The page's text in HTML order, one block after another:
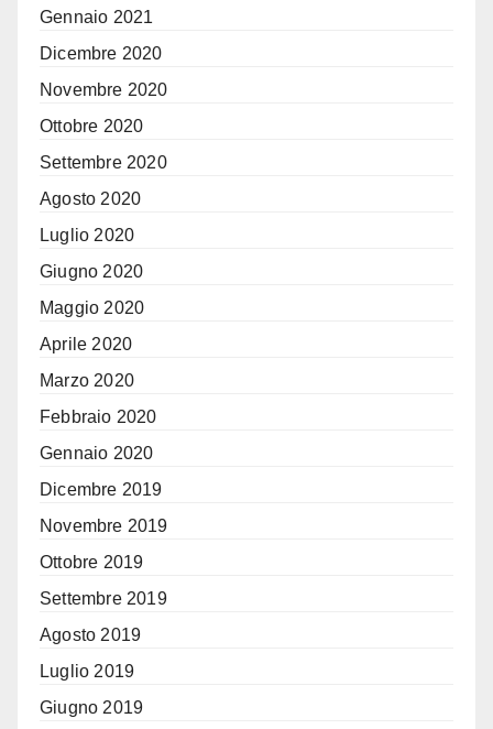
Gennaio 2021
Dicembre 2020
Novembre 2020
Ottobre 2020
Settembre 2020
Agosto 2020
Luglio 2020
Giugno 2020
Maggio 2020
Aprile 2020
Marzo 2020
Febbraio 2020
Gennaio 2020
Dicembre 2019
Novembre 2019
Ottobre 2019
Settembre 2019
Agosto 2019
Luglio 2019
Giugno 2019